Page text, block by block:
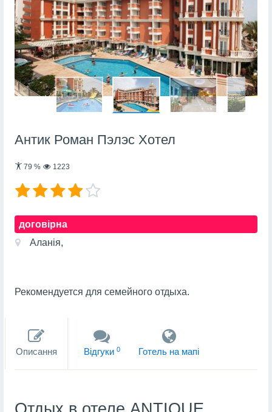
Антик Роман Пэлэс Хотел
79 % 1223
договірна
Аланія,
Рекомендуется для семейного отдыха.
Описання Вiдгуки 0 Готель на мапi